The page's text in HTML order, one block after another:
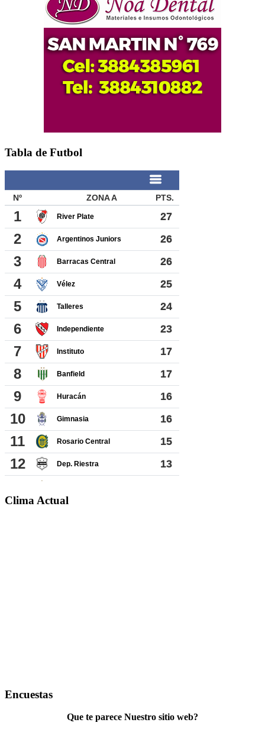
Tabla de Futbol
Clima Actual
Encuestas
Que te parece Nuestro sitio web?